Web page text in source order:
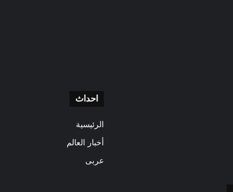
احداث
الرئيسية
أخبار العالم
عربى